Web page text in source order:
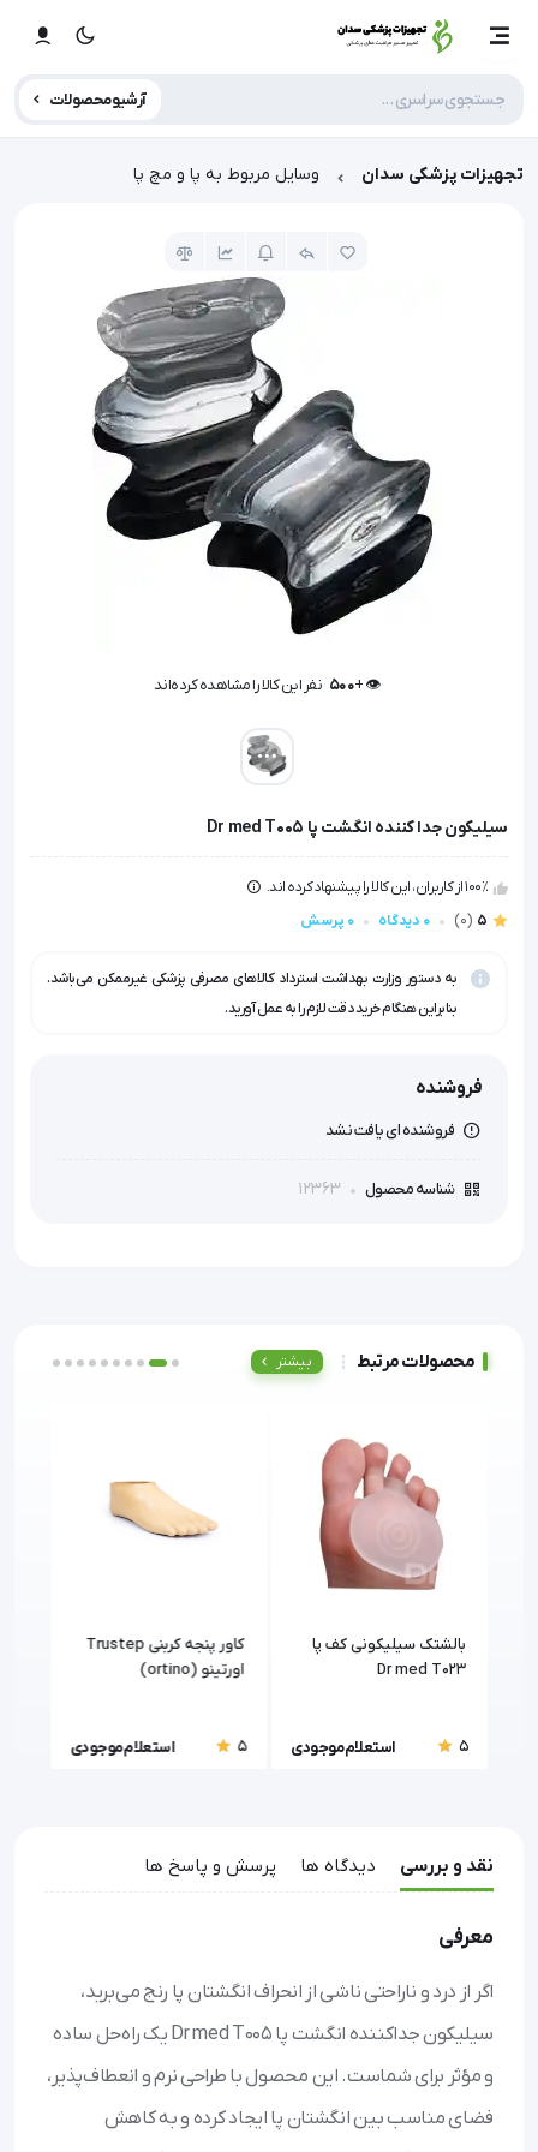
آرشیو محصولات
تجهیزات پزشکی سدان وسایل مربوط به پا و مچ پا
👁️ +
500 نفر این کالا را مشاهده کرده‌اند
سیلیکون جدا کننده انگشت پا Dr med T005
100٪ از کاربران، این کالا را پیشنهاد کرده اند.
5
(0) 0 دیدگاه 0 پرسش
به دستور وزارت بهداشت استرداد کالاهای مصرفی پزشکی غیرممکن می‌باشد.
بنابراین هنگام خرید دقت لازم را به عمل آورید.
فروشنده
فروشنده ای یافت نشد
شناسه محصول 12363
محصولات مرتبط بیشتر
بالشتک سیلیکونی کف پا
Dr med T023
5 استعلام موجودی
کاور پنجه کربنی Trustep
اورتینو (ortino)
5 استعلام موجودی
نقد و بررسی دیدگاه ها پرسش و پاسخ ها
معرفی
اگر از درد و ناراحتی ناشی از انحراف انگشتان پا رنج می‌برید،
سیلیکون جداکننده انگشت پا Dr med T005 یک راه‌حل ساده
و مؤثر برای شماست. این محصول با طراحی نرم و انعطاف‌پذیر،
فضای مناسب بین انگشتان پا ایجاد کرده و به کاهش